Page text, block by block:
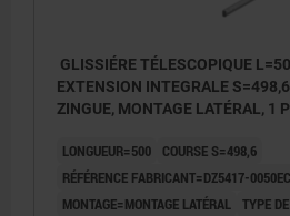
GLISSIÉRE TÉLESCOPIQUE
EXTENSION INTEGRALE
ZINGUE, MONTAGE LATÉRAL, 1
LONGUEUR=500
COURSE S=498,6
RÉFÉRENCE FABRICANT=DZ5417-0050EC
MONTAGE=MONTAGE LATÉRAL TYPE